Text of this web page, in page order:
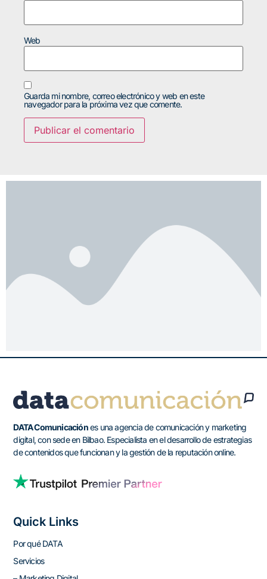
Web
Guarda mi nombre, correo electrónico y web en este
navegador para la próxima vez que comente.
DATA Comunicaciónes una agencia de comunicación y marketing
digital, con sede en Bilbao. Especialista en el desarrollo de estrategias
de contenidos que funcionan y la gestión de la reputación online.
Quick Links
Por qué DATA
Servicios